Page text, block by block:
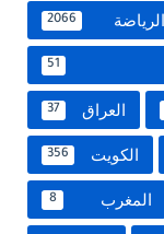
الرياضة 2066
51
العراق 37
الكويت 356
المغرب 8